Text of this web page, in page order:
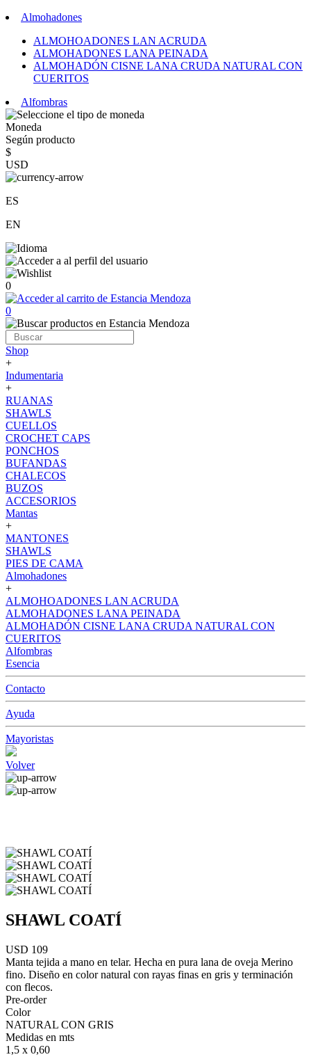
Almohadones
ALMOHOADONES LAN ACRUDA
ALMOHADONES LANA PEINADA
ALMOHADÓN CISNE LANA CRUDA NATURAL CON
CUERITOS
Alfombras
Moneda
Según producto
$
USD
ES
EN
0
0
Shop
+
Indumentaria
+
RUANAS
SHAWLS
CUELLOS
CROCHET CAPS
PONCHOS
BUFANDAS
CHALECOS
BUZOS
ACCESORIOS
Mantas
+
MANTONES
SHAWLS
PIES DE CAMA
Almohadones
+
ALMOHOADONES LAN ACRUDA
ALMOHADONES LANA PEINADA
ALMOHADÓN CISNE LANA CRUDA NATURAL CON
CUERITOS
Alfombras
Esencia
Contacto
Ayuda
Mayoristas
Volver
SHAWL COATÍ
USD 109
Manta tejida a mano en telar. Hecha en pura lana de oveja Merino
fino. Diseño en color natural con rayas finas en gris y terminación
con flecos.
Pre-order
Color
NATURAL CON GRIS
Medidas en mts
1,5 x 0,60